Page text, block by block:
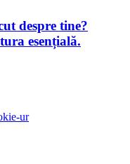
despre tine?
esențială.
ur